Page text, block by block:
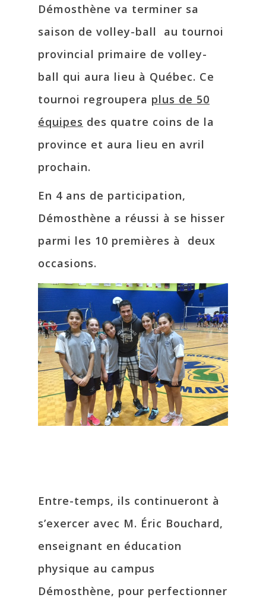
Démosthène va terminer sa
saison de volley-ball au tournoi
provincial primaire de volley-
ball qui aura lieu à Québec. Ce
tournoi regroupera plus de 50
équipes des quatre coins de la
province et aura lieu en avril
prochain.
En 4 ans de participation,
Démosthène a réussi à se hisser
parmi les 10 premières à deux
occasions.
Entre-temps, ils continueront à
s’exercer avec M. Éric Bouchard,
enseignant en éducation
physique au campus
Démosthène, pour perfectionner